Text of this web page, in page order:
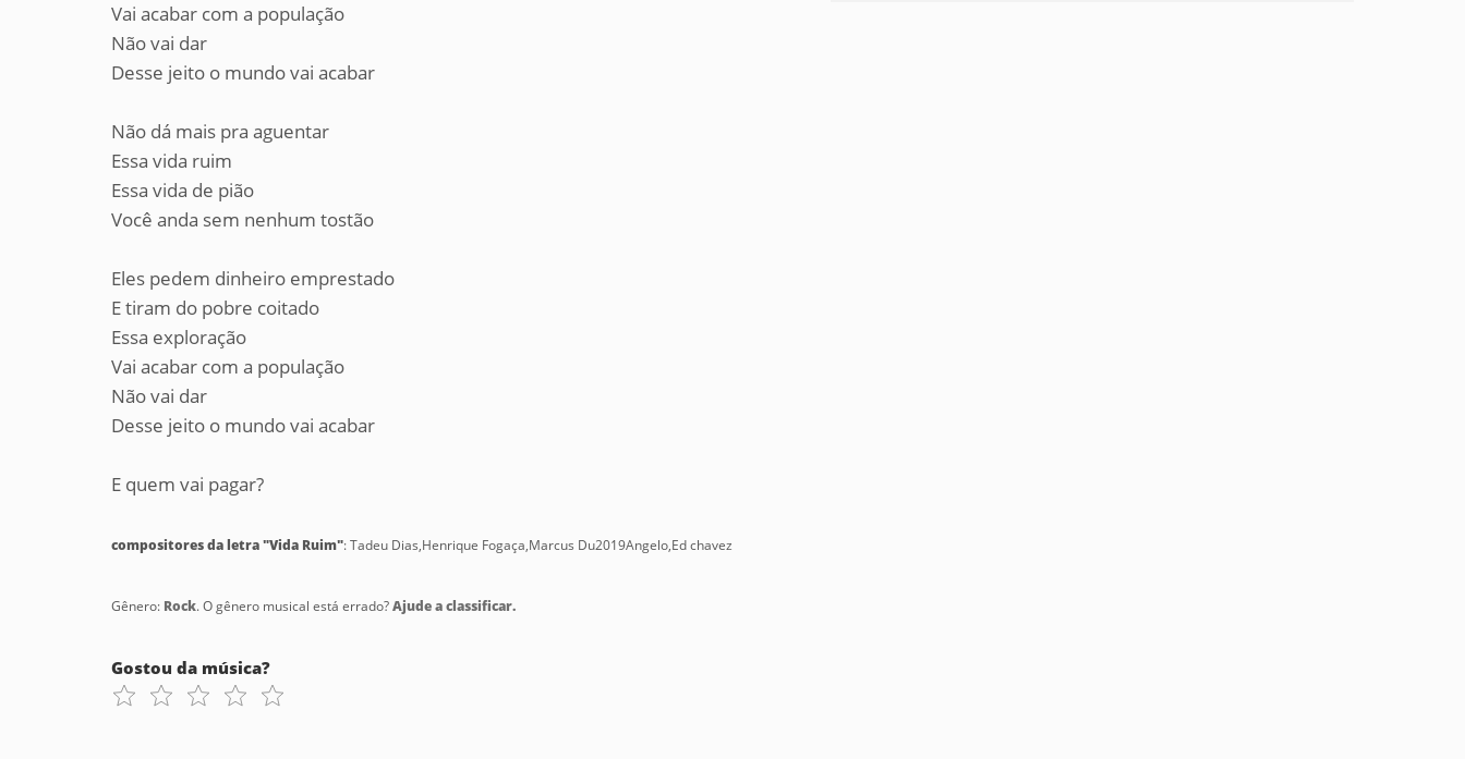
Vai acabar com a população
Não vai dar
Desse jeito o mundo vai acabar
Não dá mais pra aguentar
Essa vida ruim
Essa vida de pião
Você anda sem nenhum tostão
Eles pedem dinheiro emprestado
E tiram do pobre coitado
Essa exploração
Vai acabar com a população
Não vai dar
Desse jeito o mundo vai acabar
E quem vai pagar?
compositores da letra "Vida Ruim": Tadeu Dias,Henrique Fogaça,Marcus Du2019Angelo,Ed chavez
Gênero: Rock. O gênero musical está errado?Ajude a classificar.
Gostou da música?